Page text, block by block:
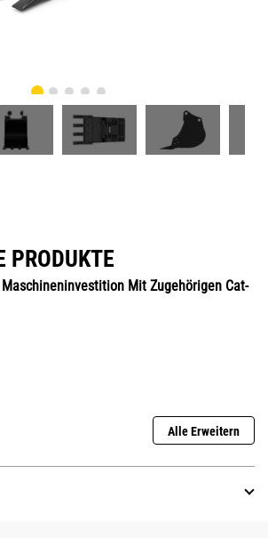
PRODUKTE
Mit Zugehörigen Cat-
Alle Erweitern